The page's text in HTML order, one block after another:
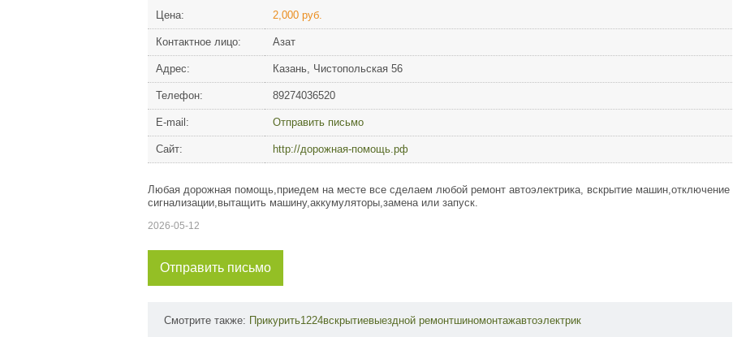
Цена: 2,000 руб.
Контактное лицо: Азат
Адрес: Казань, Чистопольская 56
Телефон: 89274036520
Е-mail: Отправить письмо
Сайт: http://дорожная-помощь.рф
Любая дорожная помощь,приедем на месте все сделаем любой ремонт автоэлектрика, вскрытие машин,отключение
сигнализации,вытащить машину,аккумуляторы,замена или запуск.
2026-05-12
Отправить письмо
Смотрите также: Прикурить1224вскрытиевыездной ремонтшиномонтажавтоэлектрик